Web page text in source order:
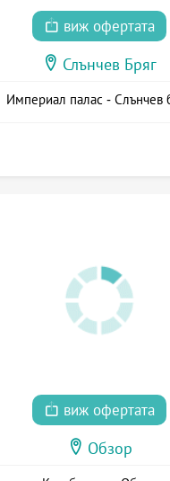
виж офертата
Слънчев Бряг
Империал палас - Слънчев
виж офертата
Обзор